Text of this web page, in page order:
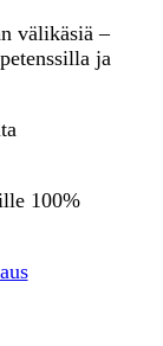
välikäsiä –
ja
100%